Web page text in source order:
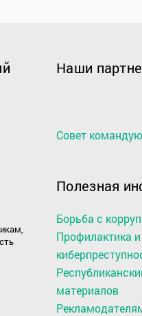
Наши
Совет
Полезная
Борьба с
Профилактика
материалов